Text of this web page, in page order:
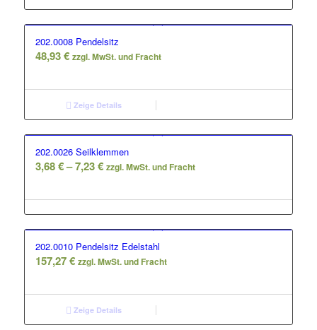
15,41 €
202.0008 Pendelsitz
48,93€ zzgl. MwSt. und Fracht
Zeige Details
202.0026 Seilklemmen
3,68€–7,23€Preisspanne:
bis
7,23 €
zzgl. MwSt. und Fracht
202.0010 Pendelsitz Edelstahl
157,27€ zzgl. MwSt. und Fracht
Zeige Details